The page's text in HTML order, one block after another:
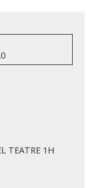
TEATRE 1H